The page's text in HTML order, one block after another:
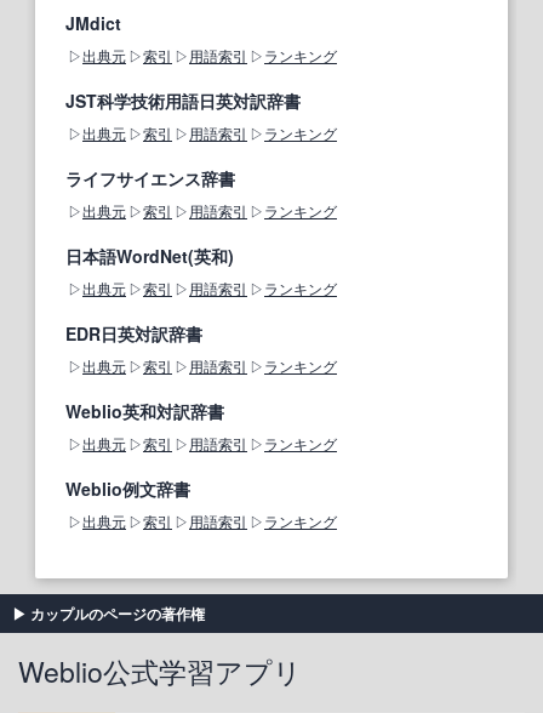
JMdict
出典元 索引 用語索引 ランキング
JST科学技術用語日英対訳辞書
出典元 索引 用語索引 ランキング
ライフサイエンス辞書
出典元 索引 用語索引 ランキング
日本語WordNet(英和)
出典元 索引 用語索引 ランキング
EDR日英対訳辞書
出典元 索引 用語索引 ランキング
Weblio英和対訳辞書
出典元 索引 用語索引 ランキング
Weblio例文辞書
出典元 索引 用語索引 ランキング
カップルのページの著作権
Weblio公式学習アプリ